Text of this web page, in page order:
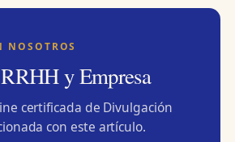
NOSOTROS
y Empresa
certificada de Divulgación
con este artículo.